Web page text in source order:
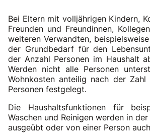
Bei Eltern mit volljährigen Kindern,
Freunden und Freundinnen,
weiteren Verwandten,
der Grundbedarf für den
der Anzahl Personen im Haushalt
Werden nicht alle Personen
Wohnkosten anteilig nach der
Personen festgelegt.
Die Haushaltsfunktionen für
Waschen und Reinigen werden in
ausgeübt oder von einer Person